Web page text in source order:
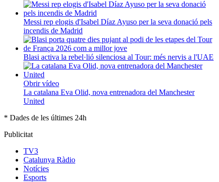
Messi rep elogis d'Isabel Díaz Ayuso per la seva donació pels
incendis de Madrid
Blasi activa la rebel·lió silenciosa al Tour: més nervis a l'UAE
Obrir vídeo
La catalana Eva Olid, nova entrenadora del Manchester
United
* Dades de les últimes 24h
Publicitat
TV3
Catalunya Ràdio
Notícies
Esports